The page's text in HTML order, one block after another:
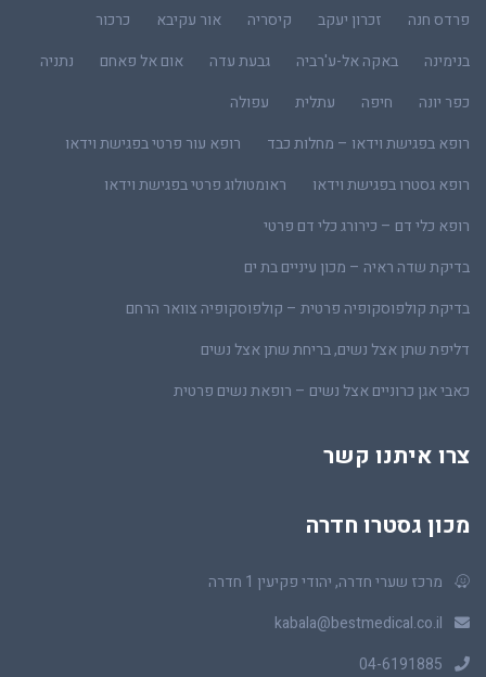
פרדס חנה
זכרון יעקב קיסריה אור עקיבא
כרכור
בנימינה
באקה אל-ע'רביה גבעת עדה אום אל פאחם
נתניה
כפר יונה
חיפה עתלית
עפולה
רופא בפגישת וידאו – מחלות כבד
רופא עור פרטי בפגישת וידאו
רופא גסטרו בפגישת וידאו
ראומטולוג פרטי בפגישת וידאו
רופא כלי דם – כירורג כלי דם פרטי
בדיקת שדה ראיה – מכון עיניים בת ים
בדיקת קולפוסקופיה פרטית – קולפוסקופיה צוואר הרחם
דליפת שתן אצל נשים, בריחת שתן אצל נשים
כאבי אגן כרוניים אצל נשים – רופאת נשים פרטית
צרו איתנו קשר
מכון גסטרו חדרה
מרכז שערי חדרה, יהודי פקיעין 1 חדרה
kabala@bestmedical.co.il
04-6191885